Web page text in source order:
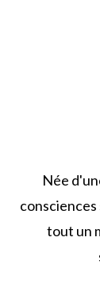
Née
tout un